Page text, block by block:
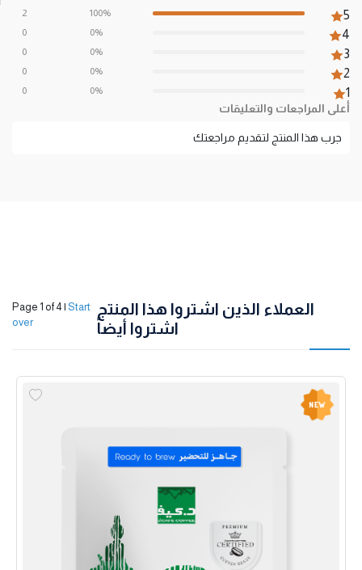
5
4
3
2
1
100%
0%
0%
0%
0%
2
0
0
0
0
أعلى المراجعات والتعليقات
جرب هذا المنتج لتقديم مراجعتك
العملاء الذين اشتروا هذا المنتج
اشتروا أيضاً
Page 1 of 4 | Start
over